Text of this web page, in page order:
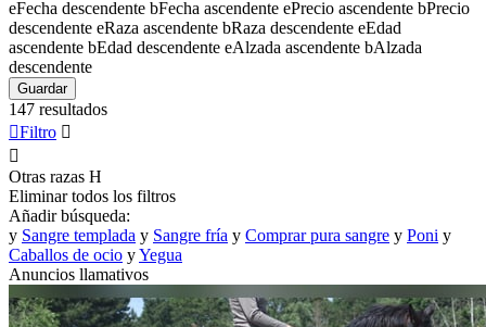
eFecha descendente bFecha ascendente ePrecio ascendente bPrecio
descendente eRaza ascendente bRaza descendente eEdad
ascendente bEdad descendente eAlzada ascendente bAlzada
descendente
Guardar
147 resultados
Filtro 

Otras razas H
Eliminar todos los filtros
Añadir búsqueda:
y Sangre templada y Sangre fría y Comprar pura sangre y Poni y
Caballos de ocio yYegua
Anuncios llamativos